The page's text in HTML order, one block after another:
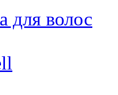
для волос